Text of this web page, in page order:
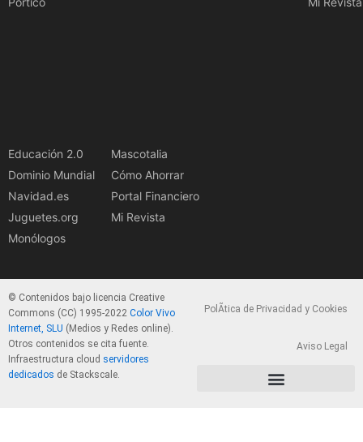
Educación 2.0
Dominio Mundial
Navidad.es
Juguetes.org
Monólogos
Mascotalia
Cómo Ahorrar
Portal Financiero
Mi Revista
© Contenidos bajo licencia Creative
Commons (CC) 1995-2022 Color Vivo
Internet, SLU (Medios y Redes online).
Otros contenidos se cita fuente.
Infraestructura cloud servidores
dedicados de Stackscale.
PolÃ­tica de Privacidad y Cookies
Aviso Legal